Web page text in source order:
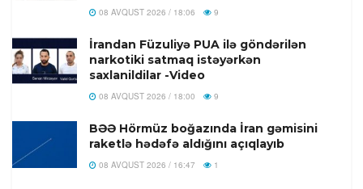
08 AVQUST 2026 / 18:06 9
İrandan Füzuliyə PUA ilə göndərilən
narkotiki satmaq istəyərkən
saxlanildilar -Video
08 AVQUST 2026 / 18:00 9
BƏƏ Hörmüz boğazında İran gəmisini
raketlə hədəfə aldığını açıqlayıb
08 AVQUST 2026 / 16:47 1